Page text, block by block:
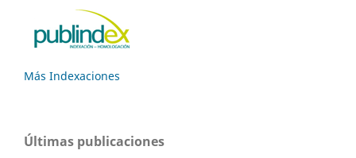
Más Indexaciones
Últimas publicaciones